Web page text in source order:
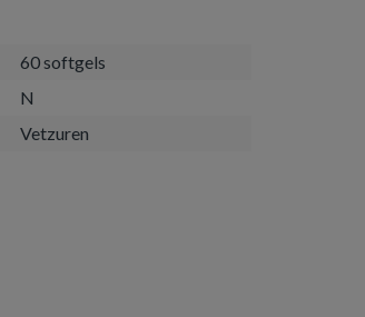
60 softgels
N
Vetzuren